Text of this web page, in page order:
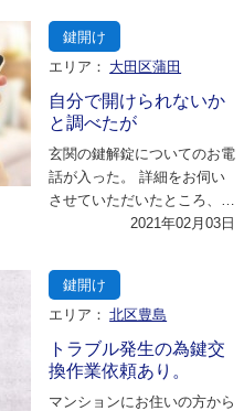
鍵開け
エリア： 大田区蒲田
自分で開けられないか
と調べたが
玄関の鍵解錠についてのお電
話が入った。 詳細をお伺い
させていただいたところ、お
客様はお友達と数件はしごで
2021年02月03日
鍵開け
エリア： 北区豊島
トラブル発生の為鍵交
換作業依頼あり。
マンションにお住いの方から